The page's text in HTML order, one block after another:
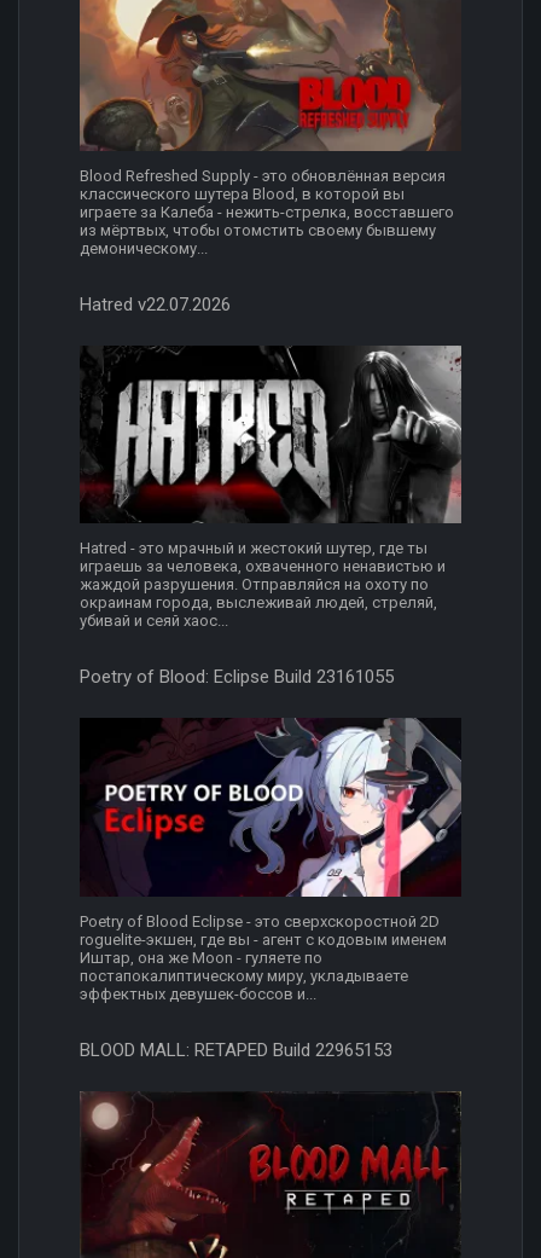
Blood Refreshed Supply - это обновлённая версия
классического шутера Blood, в которой вы
играете за Калеба - нежить-стрелка, восставшего
из мёртвых, чтобы отомстить своему бывшему
демоническому...
Hatred v22.07.2026
Hatred - это мрачный и жестокий шутер, где ты
играешь за человека, охваченного ненавистью и
жаждой разрушения. Отправляйся на охоту по
окраинам города, выслеживай людей, стреляй,
убивай и сеяй хаос...
Poetry of Blood: Eclipse Build 23161055
Poetry of Blood Eclipse - это сверхскоростной 2D
roguelite-экшен, где вы - агент с кодовым именем
Иштар, она же Moon - гуляете по
постапокалиптическому миру, укладываете
эффектных девушек-боссов и...
BLOOD MALL: RETAPED Build 22965153